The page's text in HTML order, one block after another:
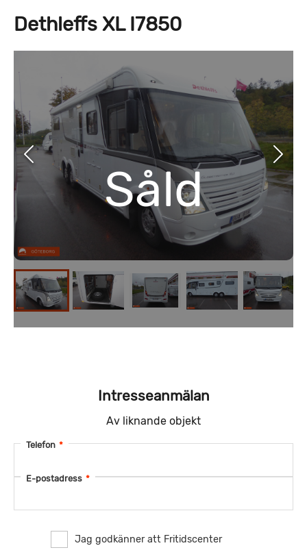
Dethleffs XL I7850
Såld
Intresseanmälan
Av liknande objekt
Telefon *
E-postadress *
Jag godkänner att Fritidscenter